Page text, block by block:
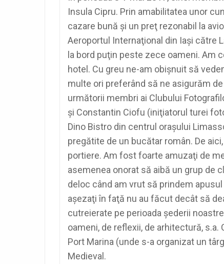
Insula Cipru. Prin amabilitatea unor
cazare bună şi un preţ rezonabil la
Aeroportul Internaţional din Iaşi către
la bord puţin peste zece oameni. Am
hotel. Cu greu ne-am obişnuit să
multe ori preferând să ne asigurăm
următorii membri ai Clubului
şi Constantin Ciofu (iniţiatorul turei
Dino Bistro din centrul oraşului
pregătite de un bucătar român. De
portiere. Am fost foarte amuzaţi de
asemenea onorat să aibă un grup de
deloc când am vrut să prindem
aşezaţi în faţă nu au făcut decât să
cutreierate pe perioada şederii
oameni, de reflexii, de arhitectură,
Port Marina (unde s-a organizat un
Medieval.